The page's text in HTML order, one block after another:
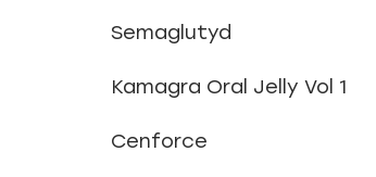
Semaglutyd
Kamagra Oral Jelly Vol 1
Cenforce